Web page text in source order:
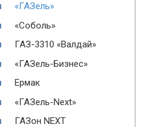
«ГАЗель»
«Соболь»
ГАЗ-3310 «Валдай»
«ГАЗель-Бизнес»
Ермак
«ГАЗель-Next»
ГАЗон NEXT